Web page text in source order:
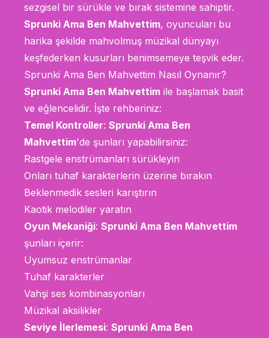
sezgisel bir sürükle ve bırak sistemine sahiptir.
Sprunki Ama Ben Mahvettim, oyuncuları bu
harika şekilde mahvolmuş müzikal dünyayı
keşfederken kusurları benimsemeye teşvik eder.
Sprunki Ama Ben Mahvettim Nasıl Oynanır?
Sprunki Ama Ben Mahvettim ile başlamak basit
ve eğlencelidir. İşte rehberiniz:
Temel Kontroller: Sprunki Ama Ben
Mahvettim'de şunları yapabilirsiniz:
Rastgele enstrümanları sürükleyin
Onları tuhaf karakterlerin üzerine bırakın
Beklenmedik sesleri karıştırın
Kaotik melodiler yaratın
Oyun Mekaniği: Sprunki Ama Ben Mahvettim
şunları içerir:
Uyumsuz enstrümanlar
Tuhaf karakterler
Vahşi ses kombinasyonları
Müzikal aksilikler
Seviye İlerlemesi: Sprunki Ama Ben